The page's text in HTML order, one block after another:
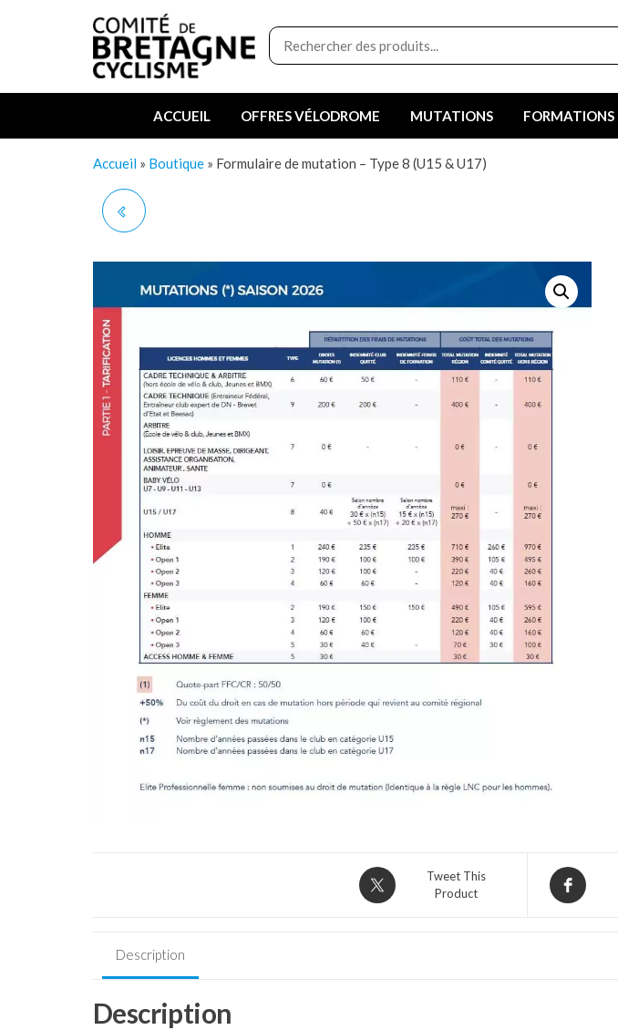
Boutique
du
Comité
de
Bretagne
de
ACCUEIL OFFRES VÉLODROME MUTATIONS FORMATIONS
Accueil » Boutique » Formulaire de mutation – Type 8 (U15 & U17)
(ARBITRE, LOISIR,
DIRIGEANT, SERVICE,
ANIMATEUR, SANTÉ,
BABY VÉLO)
Tweet This
Product
Description
Description